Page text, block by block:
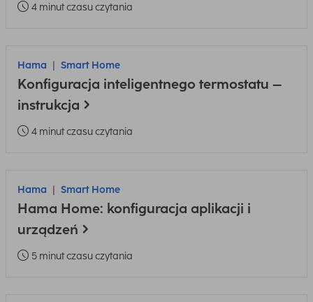
4 minut czasu czytania
Hama Smart Home
Konfiguracja inteligentnego termostatu –
instrukcja
4 minut czasu czytania
Hama Smart Home
Hama Home: konfiguracja aplikacji i
urządzeń
5 minut czasu czytania